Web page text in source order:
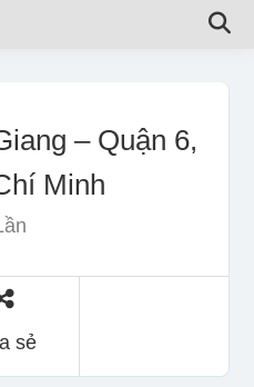
– Quận 6,
Minh
sẻ